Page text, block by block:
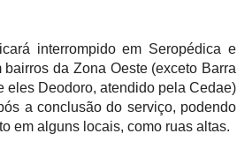
interrompido em Seropédica e
da Zona Oeste (exceto Barra
eles Deodoro, atendido pela Cedae)
a conclusão do serviço, podendo
em alguns locais, como ruas altas.